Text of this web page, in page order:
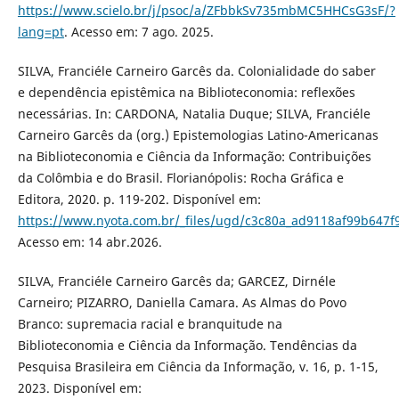
https://www.scielo.br/j/psoc/a/ZFbbkSv735mbMC5HHCsG3sF/?
lang=pt. Acesso em: 7 ago. 2025.
SILVA, Franciéle Carneiro Garcês da. Colonialidade do saber
e dependência epistêmica na Biblioteconomia: reflexões
necessárias. In: CARDONA, Natalia Duque; SILVA, Franciéle
Carneiro Garcês da (org.) Epistemologias Latino-Americanas
na Biblioteconomia e Ciência da Informação: Contribuições
da Colômbia e do Brasil. Florianópolis: Rocha Gráfica e
Editora, 2020. p. 119-202. Disponível em:
https://www.nyota.com.br/_files/ugd/
Acesso em: 14 abr.2026.
SILVA, Franciéle Carneiro Garcês da; GARCEZ, Dirnéle
Carneiro; PIZARRO, Daniella Camara. As Almas do Povo
Branco: supremacia racial e branquitude na
Biblioteconomia e Ciência da Informação. Tendências da
Pesquisa Brasileira em Ciência da Informação, v. 16, p. 1-15,
2023. Disponível em: